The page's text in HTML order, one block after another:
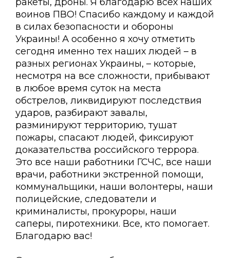
воинов ПВО! Спасибо каждому и каждой
в силах безопасности и обороны
Украины! А особенно я хочу отметить
сегодня именно тех наших людей – в
разных регионах Украины, – которые,
несмотря на все сложности, прибывают
в любое время суток на места
обстрелов, ликвидируют последствия
ударов, разбирают завалы,
разминируют территорию, тушат
пожары, спасают людей, фиксируют
доказательства российского террора.
Это все наши работники ГСЧС, все наши
врачи, работники экстренной помощи,
коммунальщики, наши волонтеры, наши
полицейские, следователи и
криминалисты, прокуроры, наши
саперы, пиротехники. Все, кто помогает.
Благодарю вас!